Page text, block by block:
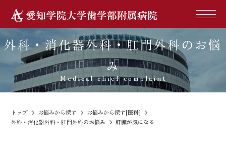
外科・消化器外科・肛門外科のお悩
み
Medical chief complaint
トップ お悩みから探す
お悩みから探す[医科]
外科・消化器外科・肛門外科のお悩み
肝臓が気になる